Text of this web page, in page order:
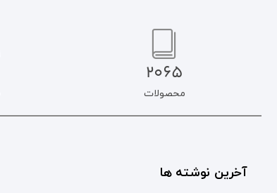
2065
محصولات
آخرین نوشته ها